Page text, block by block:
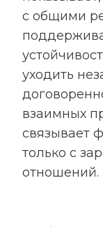
с общими
уходить
взаимных
связывает
только с
отношений.